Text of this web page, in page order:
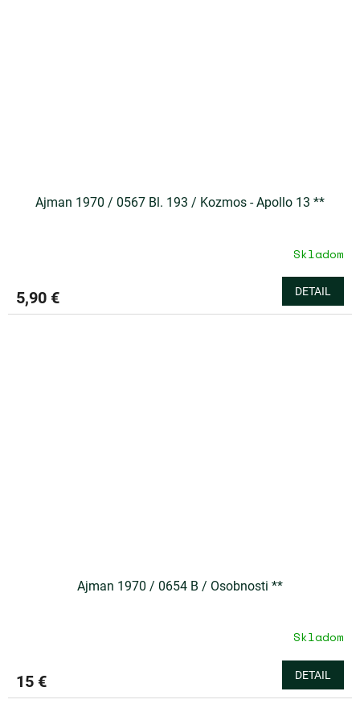
Ajman 1970 / 0567 Bl. 193 / Kozmos - Apollo 13 **
Skladom
5,90 € DETAIL
Ajman 1970 / 0654 B / Osobnosti **
Skladom
15 € DETAIL